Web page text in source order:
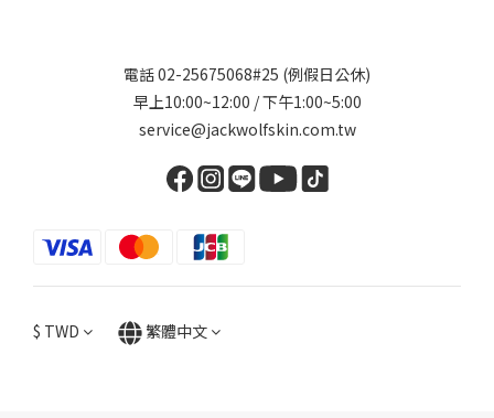
電話 02-25675068#25 (例假日公休)
早上10:00~12:00 / 下午1:00~5:00
service@jackwolfskin.com.tw
$ TWD 繁體中文